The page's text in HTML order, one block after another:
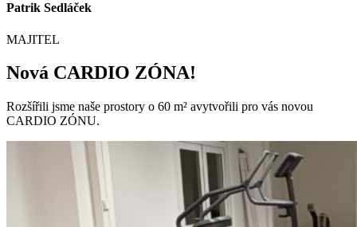
Patrik Sedláček
MAJITEL
Nová CARDIO ZÓNA!
Rozšířili jsme naše prostory o 60 m² avytvořili pro vás novou
CARDIO ZÓNU.